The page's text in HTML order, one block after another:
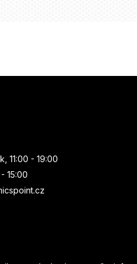
11:00 - 19:00
15:00